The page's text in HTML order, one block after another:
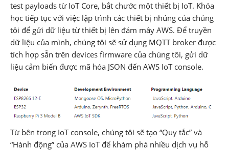
test payloads từ IoT Core, bắt chước một thiết bị IoT. Khóa
học tiếp tục với việc lập trình các thiết bị nhúng của chúng
tôi để gửi dữ liệu từ thiết bị lên đám mây AWS. Để truyền
dữ liệu của mình, chúng tôi sẽ sử dụng MQTT broker được
tích hợp sẵn trên devices firmware của chúng tôi, gửi dữ
liệu cảm biến được mã hóa JSON đến AWS IoT console.
Từ bên trong IoT console, chúng tôi sẽ tạo “Quy tắc” và
“Hành động” của AWS IoT để khám phá nhiều dịch vụ hỗ